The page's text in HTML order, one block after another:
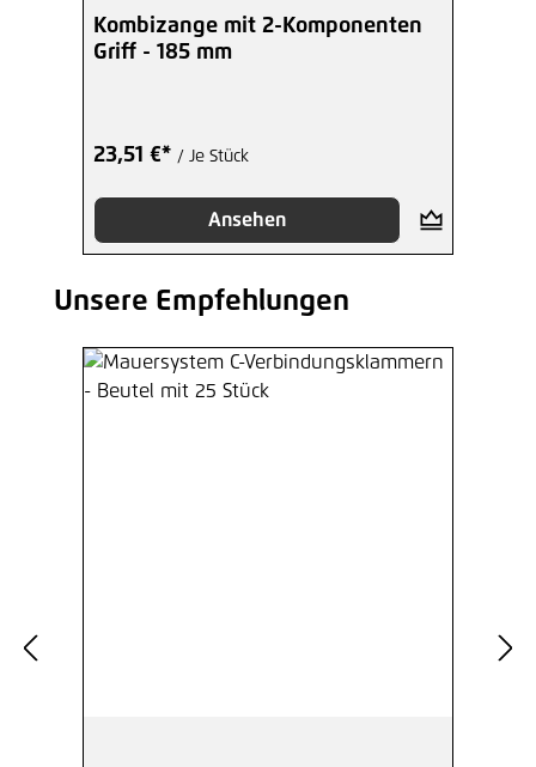
Kombizange mit 2-Komponenten
Griff - 185 mm
23,51 €* / Je Stück
Ansehen
Produktgalerie überspringen
Unsere Empfehlungen